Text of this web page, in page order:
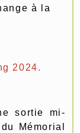
à la
2024.
sortie mi-
Mémorial